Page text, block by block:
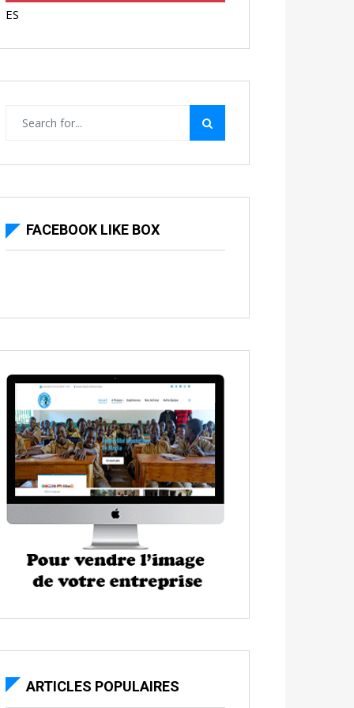
ES
FACEBOOK LIKE BOX
ARTICLES POPULAIRES